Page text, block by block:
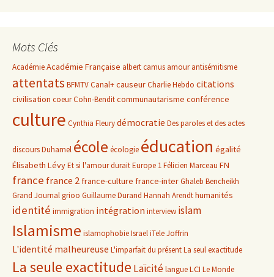
Mots Clés
AcadémieAcadémie Française albert camus amour antisémitisme
attentats BFMTVCanal+causeurCharlie Hebdo citations
civilisation coeurCohn-Benditcommunautarisme conférence
culture Cynthia Fleurydémocratie Des paroles et des actes
discoursDuhamel école écologie éducation égalité
Élisabeth LévyEt si l'amour duraitEurope 1Félicien Marceau FN
france france 2france-culture france-interGhaleb Bencheikh
Grand Journalgrioo Guillaume Durand Hannah Arendthumanités
identité immigration intégration interview islam
Islamisme islamophobieIsraeliTeleJoffrin
L'identité malheureuse L'imparfait du présentLa seul exactitude
La seule exactitude LaïcitélangueLCI Le Monde